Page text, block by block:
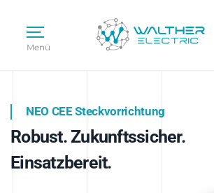
Menü
Intelligente
NEO CEE Steckvorrichtung
Robust. Zukunftssicher.
Einsatzbereit.
Intelligenz trifft Energie.